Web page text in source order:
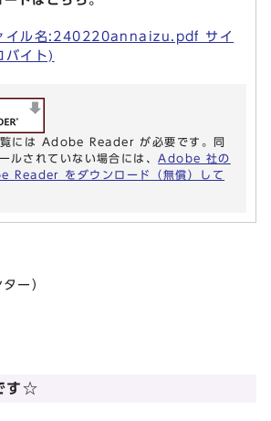
イル名:240220annaizu.pdf サイ
イト)
覧には Adobe Reader が必要です。同
ルされていない場合には、 Adobe 社の
Reader をダウンロード（無償）して
ー）
す☆